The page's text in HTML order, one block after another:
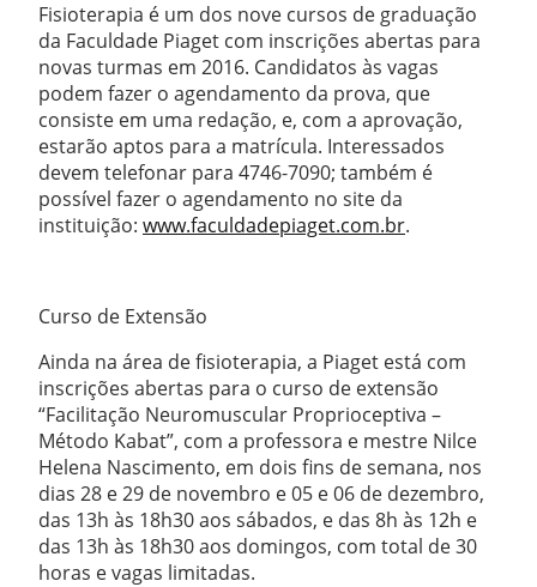
Fisioterapia é um dos nove cursos de graduação
da Faculdade Piaget com inscrições abertas para
novas turmas em 2016. Candidatos às vagas
podem fazer o agendamento da prova, que
consiste em uma redação, e, com a aprovação,
estarão aptos para a matrícula. Interessados
devem telefonar para 4746-7090; também é
possível fazer o agendamento no site da
instituição: www.faculdadepiaget.com.br.
Curso de Extensão
Ainda na área de fisioterapia, a Piaget está com
inscrições abertas para o curso de extensão
“Facilitação Neuromuscular Proprioceptiva –
Método Kabat”, com a professora e mestre Nilce
Helena Nascimento, em dois fins de semana, nos
dias 28 e 29 de novembro e 05 e 06 de dezembro,
das 13h às 18h30 aos sábados, e das 8h às 12h e
das 13h às 18h30 aos domingos, com total de 30
horas e vagas limitadas.